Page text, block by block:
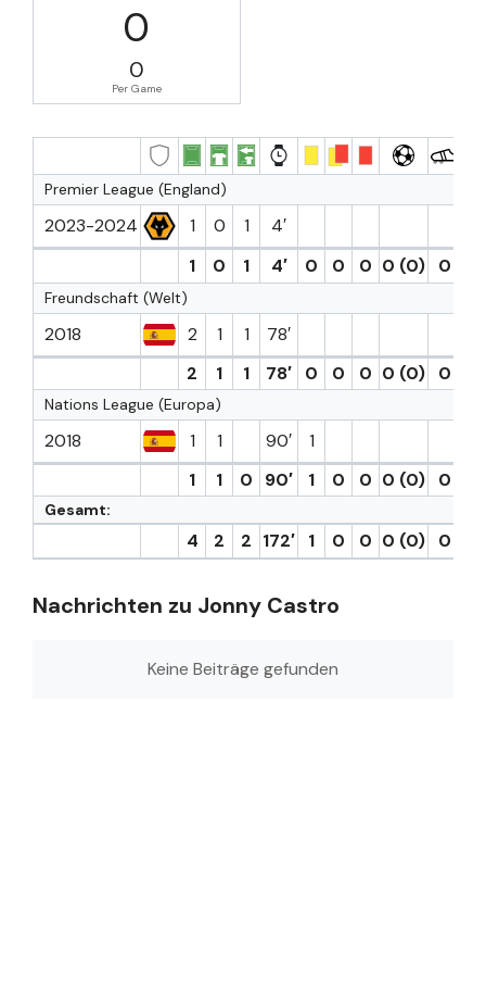
0
0
Per Game
Premier League (England)
2023-2024 1 0 1
4′
1
0 1 4′ 0 0 0 0 (0) 0
Freundschaft (Welt)
2018 2 1 1
78′
2
1 1 78′ 0 0 0 0 (0) 0
Nations League (Europa)
2018 1 1 90′
1
1
1 0 90′ 1 0 0 0 (0) 0
Gesamt:
4 2 2 172′ 1 0 0 0 (0) 0
Nachrichten zu Jonny Castro
Keine Beiträge gefunden